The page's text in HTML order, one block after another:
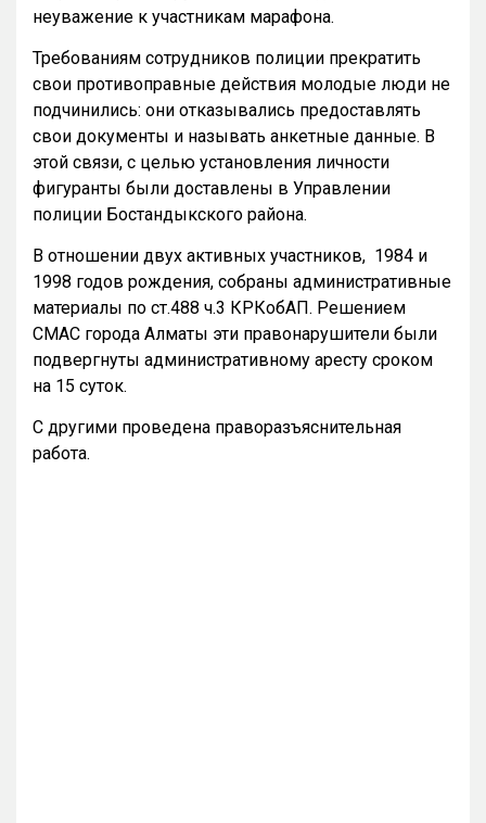
неуважение к участникам марафона.
Требованиям сотрудников полиции прекратить
свои противоправные действия молодые люди не
подчинились: они отказывались предоставлять
свои документы и называть анкетные данные. В
этой связи, с целью установления личности
фигуранты были доставлены в Управлении
полиции Бостандыкского района.
В отношении двух активных участников, 1984 и
1998 годов рождения, собраны административные
материалы по ст.488 ч.3 КРКобАП. Решением
СМАС города Алматы эти правонарушители были
подвергнуты административному аресту сроком
на 15 суток.
С другими проведена праворазъяснительная
работа.